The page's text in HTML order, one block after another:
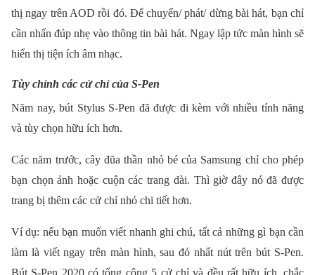
thị ngay trên AOD rồi đó. Để chuyển/ phát/ dừng bài hát, bạn chỉ
cần nhấn đúp nhẹ vào thông tin bài hát. Ngay lập tức màn hình sẽ
hiển thị tiện ích âm nhạc.
Tùy chỉnh các cử chỉ của S-Pen
Năm nay, bút Stylus S-Pen đã được đi kèm với nhiều tính năng
và tùy chọn hữu ích hơn.
Các năm trước, cây đũa thần nhỏ bé của Samsung chỉ cho phép
bạn chọn ảnh hoặc cuộn các trang dài. Thì giờ đây nó đã được
trang bị thêm các cử chỉ nhỏ chi tiết hơn.
Ví dụ: nếu bạn muốn viết nhanh ghi chú, tất cả những gì bạn cần
làm là viết ngay trên màn hình, sau đó nhất nút trên bút S-Pen.